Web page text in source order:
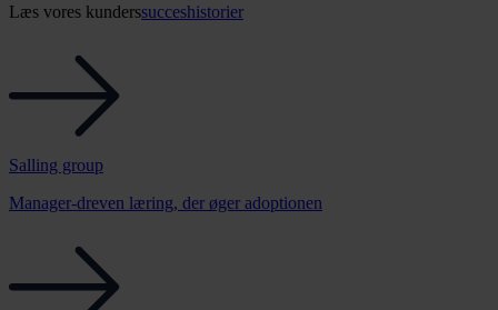
Læs vores kunderssucceshistorier
Salling group
Manager-dreven læring, der øger adoptionen